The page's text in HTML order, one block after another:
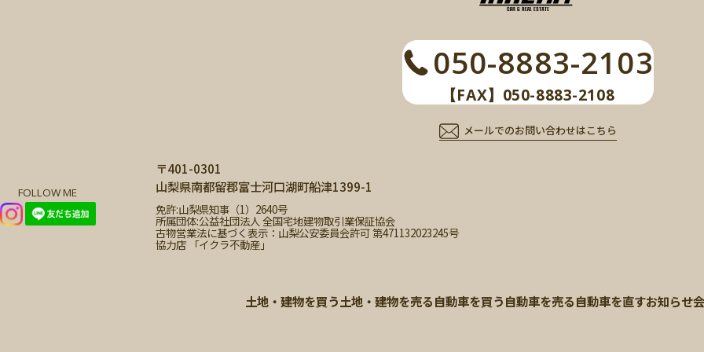
050-8883-2103
【FAX】050-8883-2108
メールでのお問い合わせはこちら
FOLLOW ME
〒401-0301
山梨県南都留郡富士河口湖町船津1399-1
免許:山梨県知事（1）2640号
所属団体:公益社団法人 全国宅地建物取引業保証協会
古物営業法に基づく表示：山梨公安委員会許可 第471132023245号
協力店 「イクラ不動産」
土地・建物を買う土地・建物を売る自動車を買う自動車を売る自動車を直すお知らせ